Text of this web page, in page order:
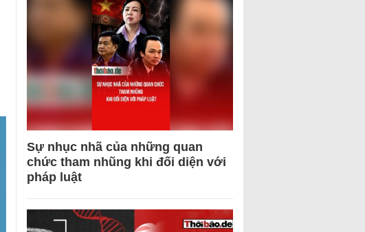
Sự nhục nhã của những quan
chức tham nhũng khi đối diện với
pháp luật